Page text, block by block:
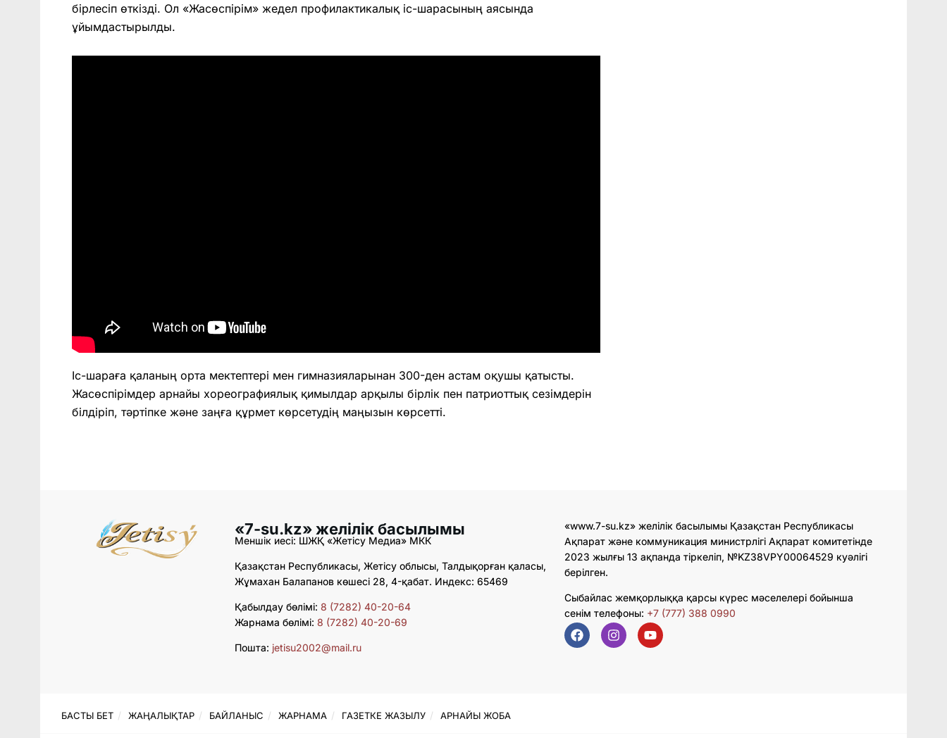
бірлесіп өткізді. Ол «Жасөспірім» жедел профилактикалық іс-шарасының аясында
ұйымдастырылды.
Іс-шараға қаланың орта мектептері мен гимназияларынан 300-ден астам оқушы қатысты.
Жасөспірімдер арнайы хореографиялық қимылдар арқылы бірлік пен патриоттық сезімдерін
білдіріп, тәртіпке және заңға құрмет көрсетудің маңызын көрсетті.
«7-su.kz» желілік басылымы
Меншік иесі: ШЖҚ «Жетісу Медиа» МКК
Қазақстан Республикасы, Жетісу облысы, Талдықорған қаласы,
Жұмахан Балапанов көшесі 28, 4-қабат. Индекс: 65469
Қабылдау бөлімі: 8 (7282) 40-20-64
Жарнама бөлімі: 8 (7282) 40-20-69
Пошта: jetisu2002@mail.ru
«www.7-su.kz» желілік басылымы Қазақстан Республикасы
Ақпарат және коммуникация министрлігі Ақпарат комитетінде
2023 жылғы 13 ақпанда тіркеліп, №KZ38VPY00064529 куәлігі
берілген.
Сыбайлас жемқорлыққа қарсы күрес мәселелері бойынша
сенім телефоны: +7 (777) 388 0990
БАСТЫ БЕТ ЖАҢАЛЫҚТАР БАЙЛАНЫС ЖАРНАМА ГАЗЕТКЕ ЖАЗЫЛУ АРНАЙЫ ЖОБА